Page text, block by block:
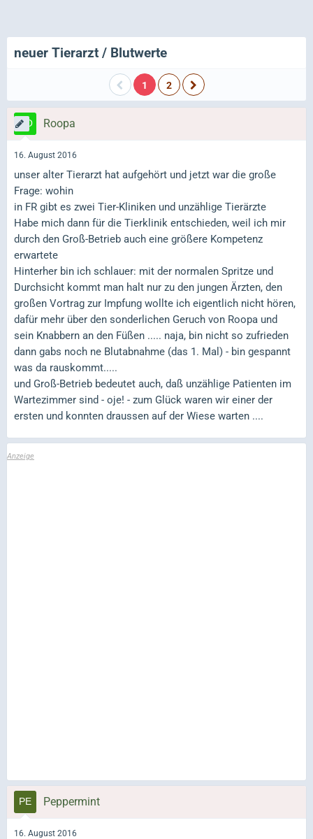
neuer Tierarzt / Blutwerte
1 2
Roopa
16. August 2016
unser alter Tierarzt hat aufgehört und jetzt war die große
Frage: wohin
in FR gibt es zwei Tier-Kliniken und unzählige Tierärzte
Habe mich dann für die Tierklinik entschieden, weil ich mir
durch den Groß-Betrieb auch eine größere Kompetenz
erwartete
Hinterher bin ich schlauer: mit der normalen Spritze und
Durchsicht kommt man halt nur zu den jungen Ärzten, den
großen Vortrag zur Impfung wollte ich eigentlich nicht hören,
dafür mehr über den sonderlichen Geruch von Roopa und
sein Knabbern an den Füßen ..... naja, bin nicht so zufrieden
dann gabs noch ne Blutabnahme (das 1. Mal) - bin gespannt
was da rauskommt.....
und Groß-Betrieb bedeutet auch, daß unzählige Patienten im
Wartezimmer sind - oje! - zum Glück waren wir einer der
ersten und konnten draussen auf der Wiese warten ....
Peppermint
16. August 2016